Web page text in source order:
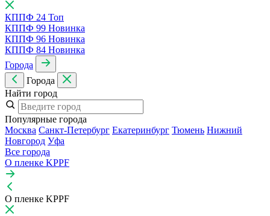
КППФ 24 Топ
КППФ 99 Новинка
КППФ 96 Новинка
КППФ 84 Новинка
Города
Города
Найти город
Популярные города
Москва Санкт-Петербур Екатеринбур Тюмень Нижний
Новгород Уфа
Все города
О пленке KPPF
О пленке KPPF